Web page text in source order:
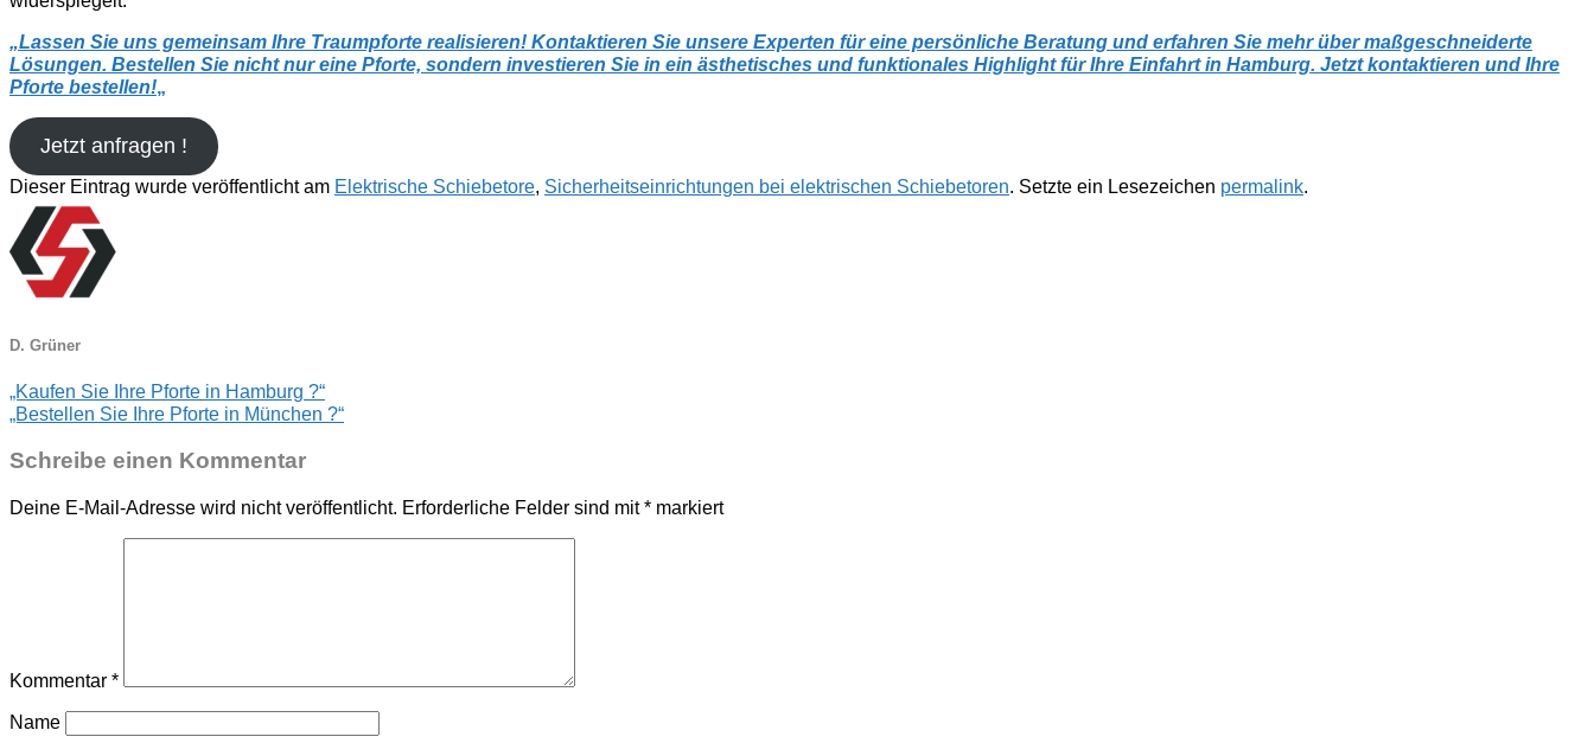
„Lassen Sie uns gemeinsam Ihre Traumpforte realisieren! Kontaktieren Sie unsere Experten für eine persönliche Beratung und erfahren Sie mehr über maßgeschneiderte
Lösungen. Bestellen Sie nicht nur eine Pforte, sondern investieren Sie in ein ästhetisches und funktionales Highlight für Ihre Einfahrt in Hamburg. Jetzt kontaktieren und Ihre
Pforte bestellen!„
Jetzt anfragen !
Dieser Eintrag wurde veröffentlicht am Elektrische Schiebetore, Sicherheitseinrichtungen bei elektrischen Schiebetoren. Setzte ein Lesezeichen permalink.
D. Grüner
„Kaufen Sie Ihre Pforte in Hamburg ?“
„Bestellen Sie Ihre Pforte in München ?“
Schreibe einen Kommentar
Deine E-Mail-Adresse wird nicht veröffentlicht. Erforderliche Felder sind mit* markiert
Kommentar *
Name